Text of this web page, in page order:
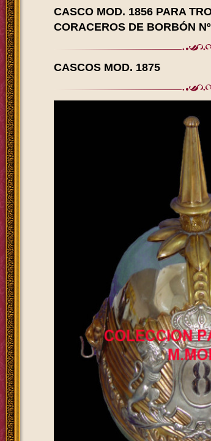
CASCO MOD. 1856 PARA
CORACEROS DE BORBÓN
CASCOS MOD. 1875